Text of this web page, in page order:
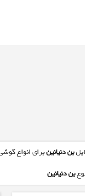
بن دنیانینبرای انواع
بن دنیانین